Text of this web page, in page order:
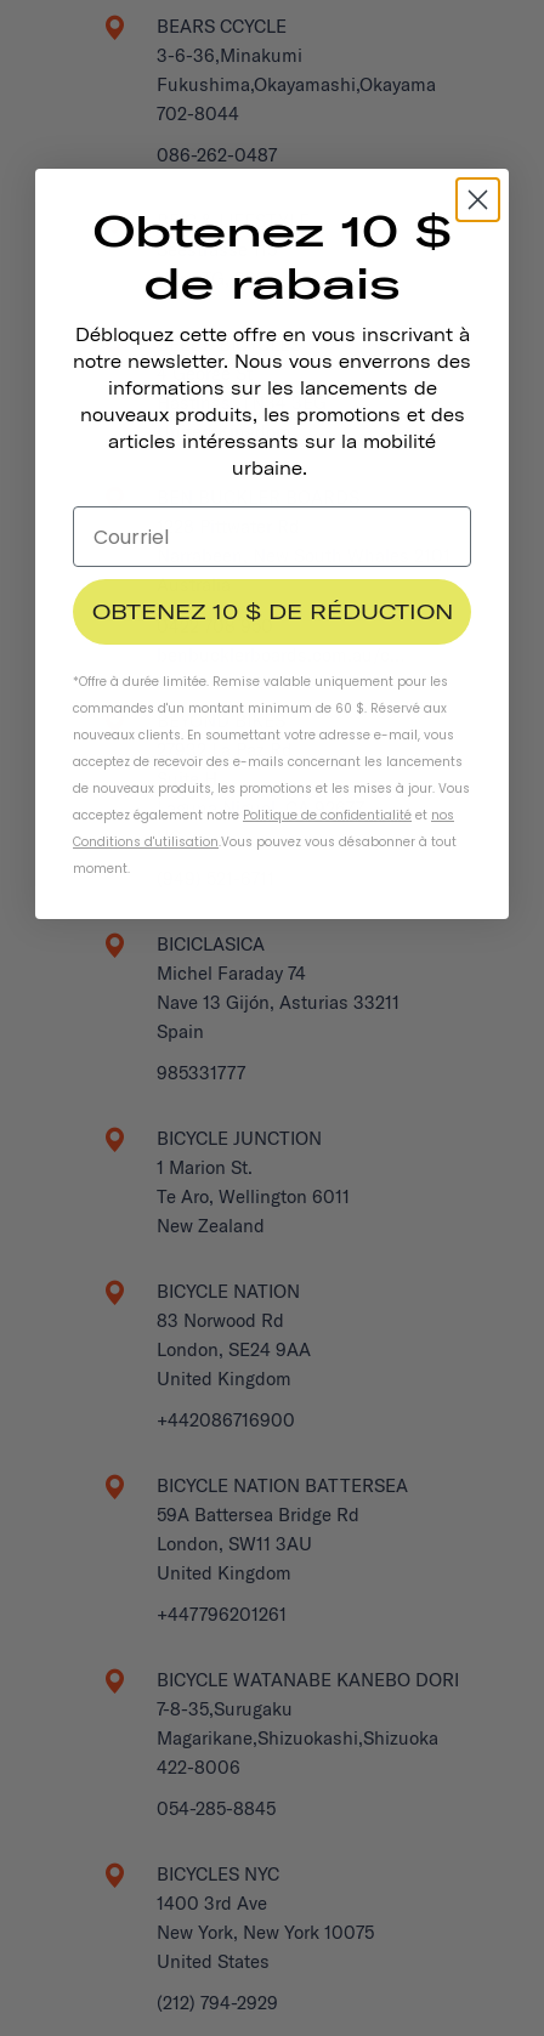
BEARS CCYCLE
3-6-36,Minakumi
Fukushima,Okayamashi,Okayama
702-8044
086-262-0487
BEIC & LIFESTYLE
Seestrasse 115
Horn TG, 9326
BELL'S BICYCLES
4 George St
Hastings, TN34 3EG
United Kingdom
1228 Pittwater Rd
Australia
0422 708 950
BEYOND BIKES
Suite H
Laguna Niguel, CA 92677
US
BICICLASICA
Michel Faraday 74
Nave 13 Gijón, Asturias 33211
Spain
985331777
BICYCLE JUNCTION
1 Marion St.
Te Aro, Wellington 6011
New Zealand
BICYCLE NATION
83 Norwood Rd
London, SE24 9AA
United Kingdom
+442086716900
BICYCLE NATION BATTERSEA
59A Battersea Bridge Rd
London, SW11 3AU
United Kingdom
+447796201261
BICYCLE WATANABE KANEBO DORI
7-8-35,Surugaku
Magarikane,Shizuokashi,Shizuoka
422-8006
054-285-8845
BICYCLES NYC
1400 3rd Ave
New York, New York 10075
United States
(212) 794-2929
Obtenez 10 $
de rabais
Débloquez cette offre en vous inscrivant à
notre newsletter. Nous vous enverrons des
informations sur les lancements de
nouveaux produits, les promotions et des
articles intéressants sur la mobilité
urbaine.
OBTENEZ 10 $ DE RÉDUCTION
*Offre à durée limitée. Remise valable uniquement pour les
commandes d'un montant minimum de 60 $. Réservé aux
nouveaux clients. En soumettant votre adresse e-mail, vous
acceptez de recevoir des e-mails concernant les lancements
de nouveaux produits, les promotions et les mises à jour. Vous
acceptez également notre Politique de confidentialité et nos
Conditions d'utilisation.Vous pouvez vous désabonner à tout
moment.